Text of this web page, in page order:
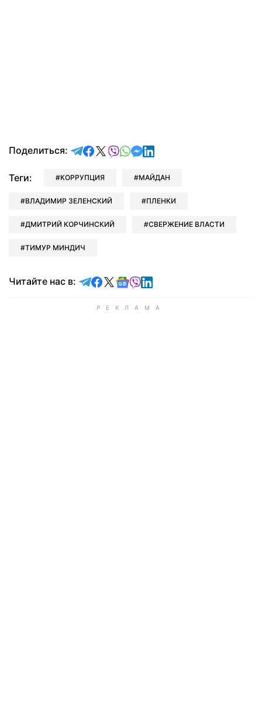
Поделиться: отправить в Telegram
поделиться в Facebook
поделиться в X
отправить в Viber
отправить в Whatsapp
отправить в Messenger
отправить в LinkedIn
Теги: КОРРУПЦИЯ МАЙДАН
ВЛАДИМИР ЗЕЛЕНСКИЙ ПЛЕНКИ
ДМИТРИЙ КОРЧИНСКИЙ СВЕРЖЕНИЕ ВЛАСТИ
ТИМУР МИНДИЧ
Читайте нас в: Читайте в Telegram
Читайте в Facebook
Читайте в X
Читайте в Google news
Читайте в Viber
Читайте в LinkedIn